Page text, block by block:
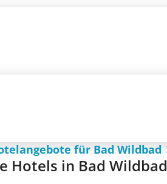
für Bad Wildbad
Hotels in Bad Wildbad